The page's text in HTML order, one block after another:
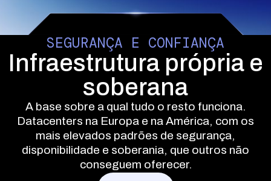
SEGURANÇA E CONFIANÇA
Infraestrutura própria e
soberana
A base sobre a qual tudo o resto funciona.
Datacenters na Europa e na América, com os
mais elevados padrões de segurança,
disponibilidade e soberania, que outros não
conseguem oferecer.